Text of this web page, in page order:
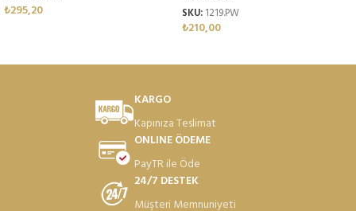
₺295,20 SKU: 1219.PW
₺210,00
KARGO
Kapınıza Teslimat
ONLINE ÖDEME
PayTR ile Öde
24/7 DESTEK
Müşteri Memnuniyeti